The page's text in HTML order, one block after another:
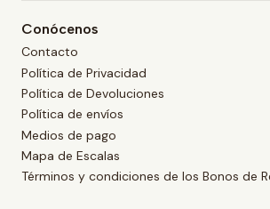
Conócenos
Contacto
Política de Privacidad
Política de Devoluciones
Política de envíos
Medios de pago
Mapa de Escalas
Términos y condiciones de los Bonos de